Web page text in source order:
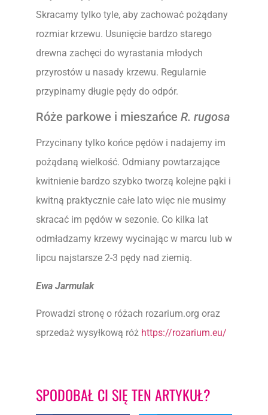
Skracamy tylko tyle, aby zachować pożądany
rozmiar krzewu. Usunięcie bardzo starego
drewna zachęci do wyrastania młodych
przyrostów u nasady krzewu. Regularnie
przypinamy długie pędy do odpór.
Róże parkowe i mieszańce R. rugosa
Przycinany tylko końce pędów i nadajemy im
pożądaną wielkość. Odmiany powtarzające
kwitnienie bardzo szybko tworzą kolejne pąki i
kwitną praktycznie całe lato więc nie musimy
skracać im pędów w sezonie. Co kilka lat
odmładzamy krzewy wycinając w marcu lub w
lipcu najstarsze 2-3 pędy nad ziemią.
Ewa Jarmulak
Prowadzi stronę o różach rozarium.org oraz
sprzedaż wysyłkową róż https://rozarium.eu/
SPODOBAŁ CI SIĘ TEN ARTYKUŁ?